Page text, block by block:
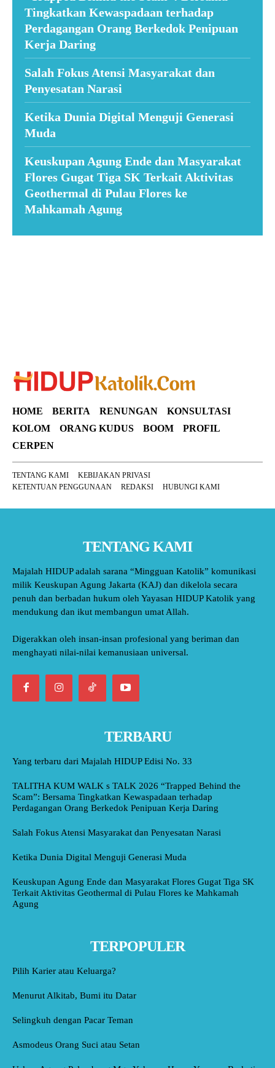
Tingkatkan Kewaspadaan terhadap
Perdagangan Orang Berkedok Penipuan
Kerja Daring
Salah Fokus Atensi Masyarakat dan
Penyesatan Narasi
Ketika Dunia Digital Menguji Generasi
Muda
Keuskupan Agung Ende dan Masyarakat
Flores Gugat Tiga SK Terkait Aktivitas
Geothermal di Pulau Flores ke
Mahkamah Agung
HOME BERITA RENUNGAN
KONSULTASI
KOLOM
ORANG KUDUS BOOM
PROFIL
CERPEN
TENTANG KAMI
KEBIJAKAN PRIVASI
KETENTUAN PENGGUNAAN
REDAKSI HUBUNGI KAMI
TENTANG KAMI
Majalah HIDUP adalah sarana “Mingguan Katolik” komunikasi
milik Keuskupan Agung Jakarta (KAJ) dan dikelola secara
penuh dan berbadan hukum oleh Yayasan HIDUP Katolik yang
mendukung dan ikut membangun umat Allah.
Digerakkan oleh insan-insan profesional yang beriman dan
menghayati nilai-nilai kemanusiaan universal.
TERBARU
Yang terbaru dari Majalah HIDUP Edisi No. 33
TALITHA KUM WALK s TALK 2026 “Trapped Behind the
Scam”: Bersama Tingkatkan Kewaspadaan terhadap
Perdagangan Orang Berkedok Penipuan Kerja Daring
Salah Fokus Atensi Masyarakat dan Penyesatan Narasi
Ketika Dunia Digital Menguji Generasi Muda
Keuskupan Agung Ende dan Masyarakat Flores Gugat Tiga SK
Terkait Aktivitas Geothermal di Pulau Flores ke Mahkamah
Agung
TERPOPULER
Pilih Karier atau Keluarga?
Menurut Alkitab, Bumi itu Datar
Selingkuh dengan Pacar Teman
Asmodeus Orang Suci atau Setan